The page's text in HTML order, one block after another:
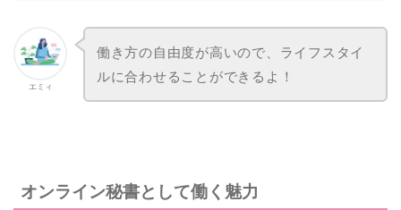
エミィ
働き方の自由度が高いので、ライフスタイ
ルに合わせることができるよ！
オンライン秘書として働く魅力